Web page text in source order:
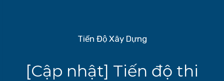
Tiến Độ Xây Dựng
[Cập nhật] Tiến độ thi